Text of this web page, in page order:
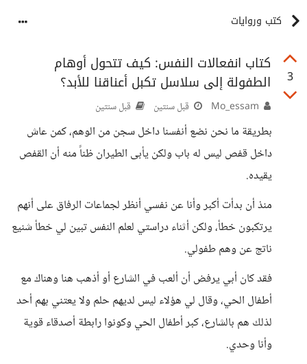
كتب وروايات
3
كتاب انفعالات النفس: كيف تتحول أوهام
الطفولة إلى سلاسل تكبل أعناقنا للأبد؟
قبل سنتين قبل سنتين
بطريقة ما نحن نضع أنفسنا داخل سجن من الوهم، كمن عاش
داخل قفص ليس له باب ولكن يأبى الطيران ظناً منه أن القفص
يقيده.
منذ أن بدأت أكبر وأنا عن نفسي أنظر لجماعات الرفاق على أنهم
يرتكبون خطأ، ولكن أثناء دراستي لعلم النفس تبين لي خطأ شنيع
ناتج عن وهم طفولي.
فقد كان أبي يرفض أن ألعب في الشارع أو أذهب هنا وهناك مع
أطفال الحي، وقال لي هؤلاء ليس لديهم حلم ولا يعتني بهم أحد
لذلك هم بالشارع، كبر أطفال الحي وكونوا رابطة أصدقاء قوية
وأنا وحدي.